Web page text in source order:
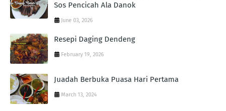
Sos Pencicah Ala Danok
June 03, 2026
Resepi Daging Dendeng
February 19, 2026
Juadah Berbuka Puasa Hari Pertama
March 13, 2024